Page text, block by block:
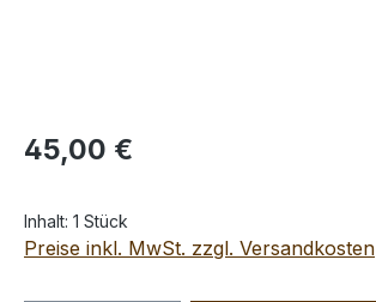
Regulärer Preis:
45,00 €
Inhalt: 1 Stück
Preise inkl. MwSt. zzgl. Versandkosten